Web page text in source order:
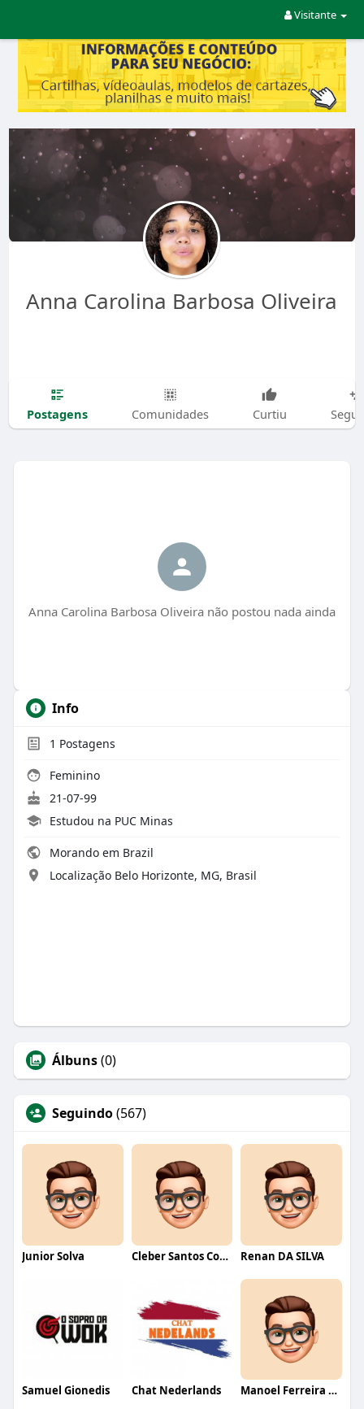
Visitante
Anna Carolina Barbosa Oliveira
Postagens Comunidades Curtiu
Anna Carolina Barbosa Oliveira não postou nada ainda
Info
1 Postagens
Feminino
21-07-99
Estudou na PUC Minas
Morando em Brazil
Localização Belo Horizonte, MG, Brasil
Álbuns(0)
Seguindo(567)
Junior Solva Cleber Santos Costa Renan DA SILVA
Samuel Gionedis Chat Nederlands Manoel Ferreira dos Santos junior